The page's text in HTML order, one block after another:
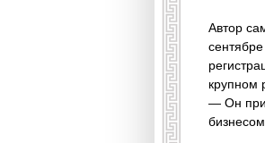
Автор
крупном
— Он